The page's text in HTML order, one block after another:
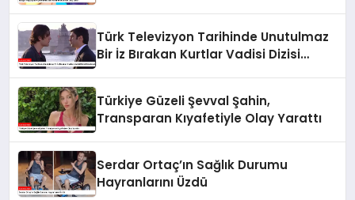
Türk Televizyon Tarihinde Unutulmaz
Bir İz Bırakan Kurtlar Vadisi Dizisi
Türkiye Güzeli Şevval Şahin,
Transparan Kıyafetiyle Olay Yarattı
Serdar Ortaç’ın Sağlık Durumu
Hayranlarını Üzdü